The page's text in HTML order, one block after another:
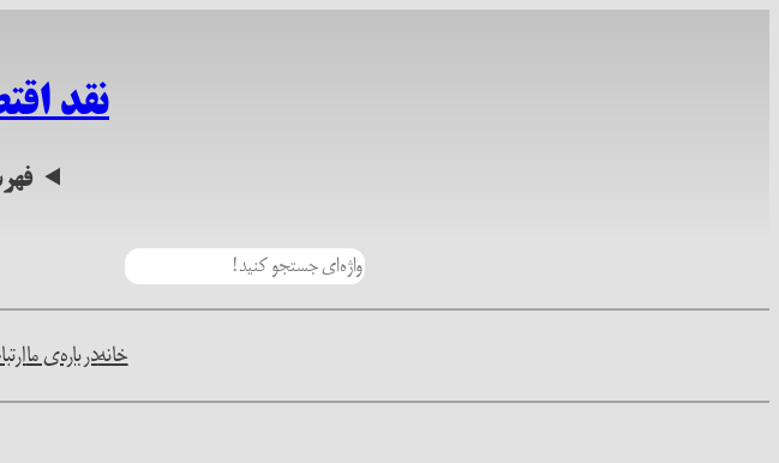
نقد
خانهدرباره‌ی ما